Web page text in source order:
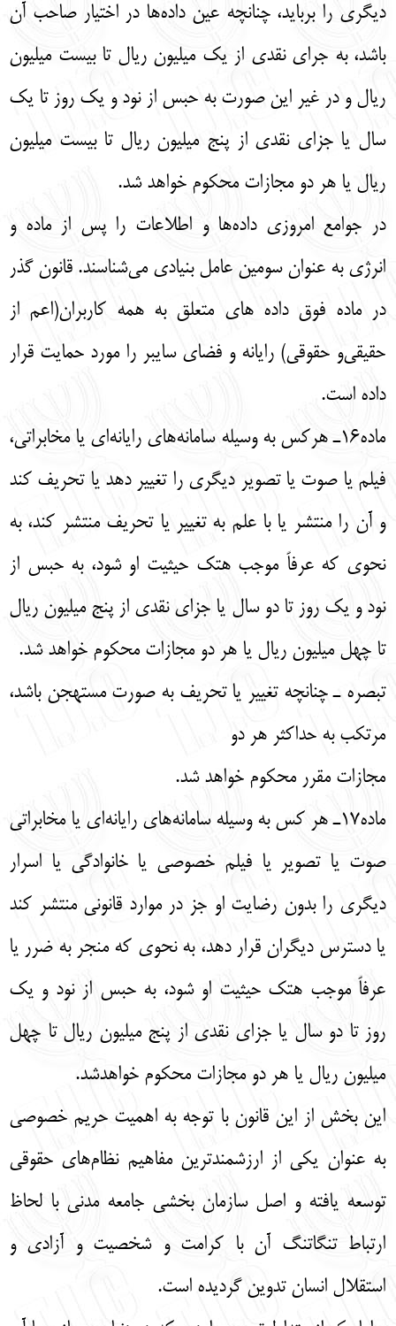
ديگري را بربايد، چنانچه عين داده‌ها در اختيار صاحب آن
باشد، به جراي نقدي از يك ميليون ريال تا بيست ميليون
ريال و در غير اين صورت به حبس از نود و يك روز تا يك
سال يا جزاي نقدي از پنج ميليون ريال تا بيست ميليون
ريال يا هر دو مجازات محكوم خواهد شد.
در جوامع امروزی داده‌ها و اطلاعات را پس از ماده و
انرژی به عنوان سومین عامل بنیادی می‌‌شناسند. قانون گذر
در ماده فوق داده ‌های متعلق به همه کاربران(اعم از
حقیقی‌و حقوقی) رایانه و فضای سایبر را مورد حمایت قرار
داده است.
ماده16ـ هركس به وسيله سامانه‌هاي رايانه‌اي يا مخابراتي،
فيلم يا صوت يا تصوير ديگري را تغيير دهد يا تحريف كند
و آن را منتشر يا با علم به تغيير يا تحريف منتشر كند، به
نحوي كه عرفاً موجب هتك حيثيت او شود، به حبس از
نود و يك روز تا دو سال يا جزاي نقدي از پنج ميليون ريال
تا چهل ميليون ريال يا هر دو مجازات محكوم خواهد شد.
تبصره ـ چنانچه تغيير يا تحريف به صورت مستهجن باشد،
مرتكب به حداكثر هر دو
مجازات مقرر محكوم خواهد شد.
ماده17ـ هر كس به وسيله سامانه‌هاي رايانه‌اي يا مخابراتي
صوت يا تصوير يا فيلم خصوصي يا خانوادگي يا اسرار
ديگري را بدون رضايت او جز در موارد قانوني منتشر كند
يا دسترس ديگران قرار دهد، به نحوي كه منجر به ضرر يا
عرفاً موجب هتك حيثيت او شود، به حبس از نود و يك
روز تا دو سال يا جزاي نقدي از پنج ميليون ريال تا چهل
ميليون ريال يا هر دو مجازات محكوم خواهدشد.
این بخش از این قانون با توجه به اهمیت حریم خصوصی
به عنوان یکی‌ از ارزشمند‌ترین مفاهیم نظام‌های حقوقی
توسعه یافته و اصل سازمان بخشی جامعه مدنی با لحاظ
ارتباط تنگاتنگ آن با کرامت و شخصیت و آزادی و
استقلال انسان تدوین گردیده است.